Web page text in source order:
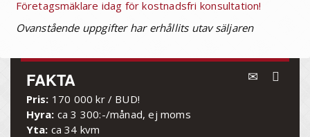
Företagsmäklare idag för kostnadsfri konsultation!
Ovanstående uppgifter har erhållits utav säljaren
FAKTA
Pris: 170 000 kr / BUD!
Hyra: ca 3 300:-/månad, ej moms
Yta: ca 34 kvm